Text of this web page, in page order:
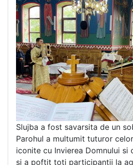
Slujba a fost savarsita de un
Parohul a multumit tuturor
iconite cu Invierea Domnului si
si a poftit toti participantii la